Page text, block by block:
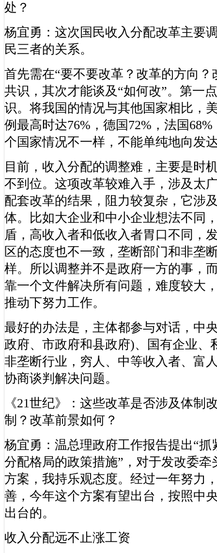
处？
杨宜勇：这次国民收入分配改革主要
民三者的关系。
首先需在“要不要改革？改革的方向？
共识，其次才能谈及“如何改”。第一
识。将我国的情况与其他国家相比，
例最高时达76%，德国72%，法国
个国家情况不一样，不能单纯地向发
目前，收入分配的调整难，主要是时
不到位。这项改革较难入手，涉及太
配套改革的结果，阻力较复杂，它涉
体。比如大企业和中小企业想法不同
盾，高收入者和低收入者胃口不同，
区的态度也不一致，垄断部门和非垄
样。所以调整并不是政府一方的事，
靠一个文件解决所有问题，难度较大
推动下努力工作。
最好的办法是，主体都参与对话，中
政府、市政府和县政府)、国有企业、
非垄断行业，穷人、中等收入者、富
协商谈判解决问题。
《21世纪》：这些改革是否涉及体制
制？改革前景如何？
杨宜勇：温总理政府工作报告提出“
分配格局的政策措施”，对于发改委
方案，我持乐观态度。经过一年努力
善，今年这个方案有望出台，按照中
出台的。
收入分配远不止涨工资